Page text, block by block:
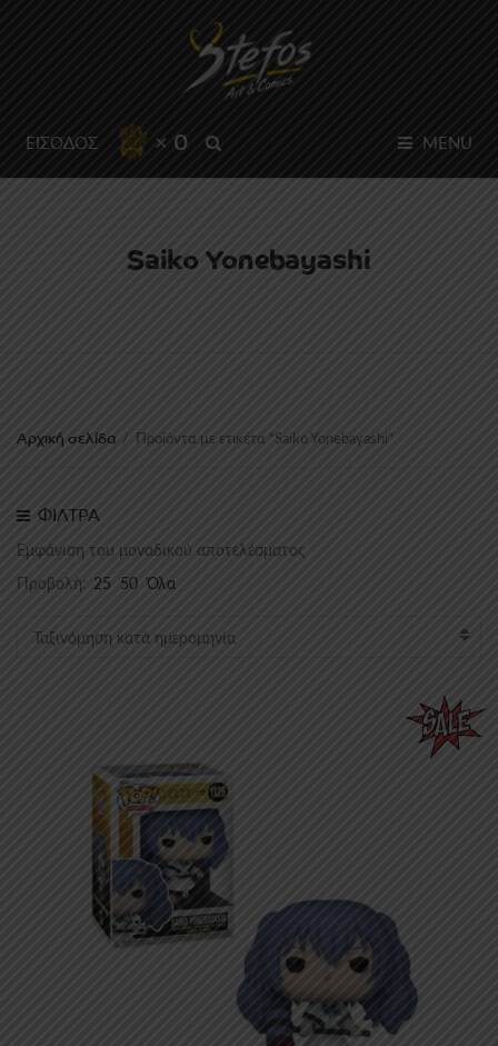
ΕΙΣΟΔΟΣ × 0 MENU
Saiko Yonebayashi
Αρχική σελίδα / Προϊόντα με ετικέτα “Saiko Yonebayashi”
ΦΙΛΤΡΑ
Εμφάνιση του μοναδικού αποτελέσματος
Προβολή: 25 50 Όλα